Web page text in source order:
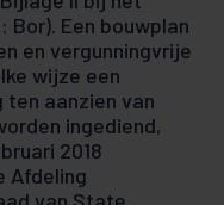
Een bouwplan
en vergunningvrije
wijze een
ten aanzien van
ingediend,
2018
Afdeling